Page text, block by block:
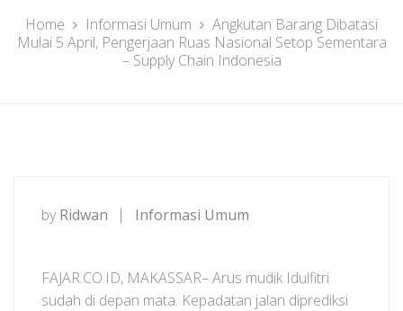
Home Informasi Umum
Angkutan Barang Dibatasi
Mulai 5 April, Pengerjaan Ruas Nasional Setop Sementara
– Supply Chain Indonesia
by Ridwan Informasi Umum
FAJAR.CO.ID, MAKASSAR– Arus mudik Idulfitri
sudah di depan mata. Kepadatan jalan diprediksi